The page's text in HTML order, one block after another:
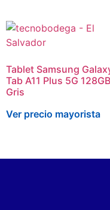
Tablet Samsung
Tab A11 Plus 5G 128GB
Gris
Ver precio mayorista